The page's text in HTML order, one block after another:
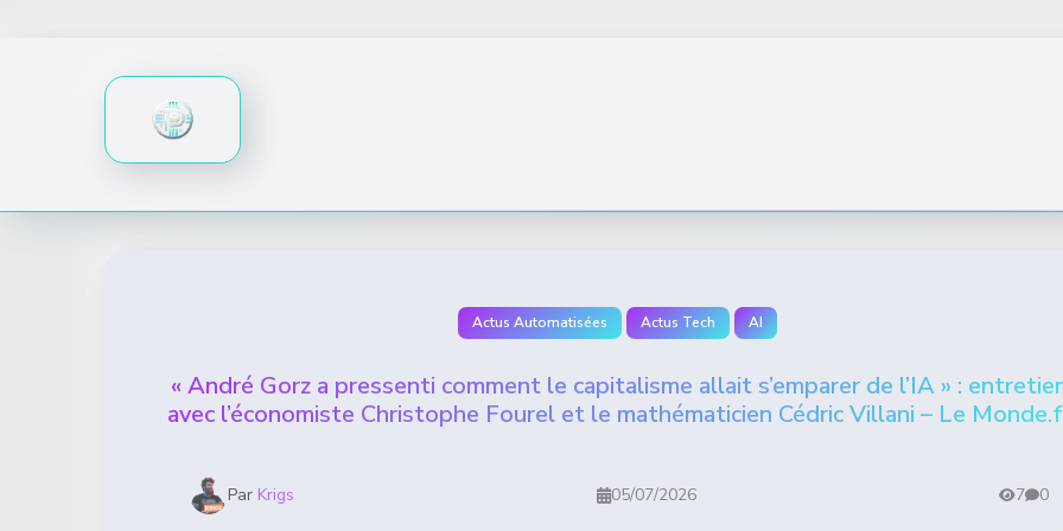
Actus Automatisées Actus Tech AI
« André Gorz a pressenti comment le capitalisme allait s’emparer de l’IA » :
avec l’économiste Christophe Fourel et le mathématicien Cédric Villani – Le
Par Krigs 05/07/2026 7 0